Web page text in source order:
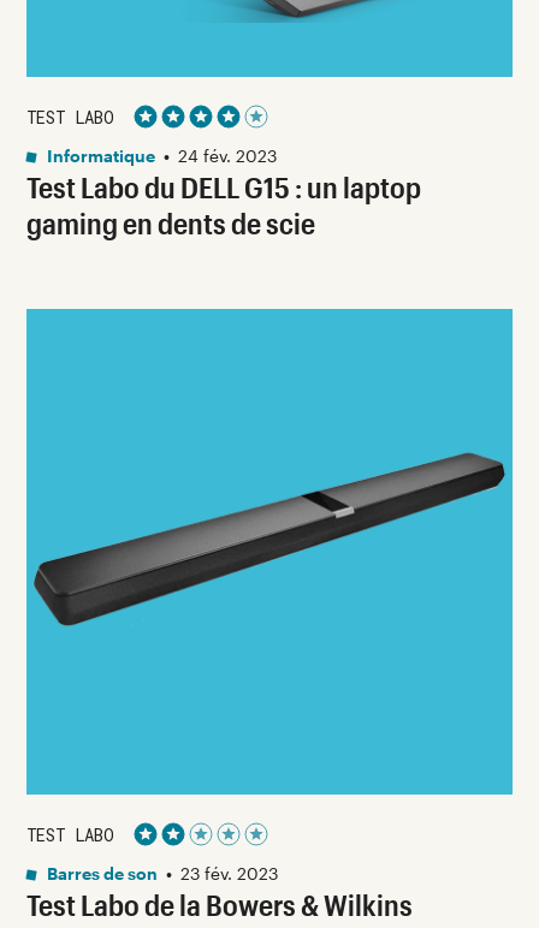
Test Labo du DELL G15 : un laptop
gaming en dents de scie
TEST LABO
Noté 4 étoiles sur 5
Informatique • 24 fév. 2023
Test Labo de la Bowers & Wilkins
TEST LABO
Noté 2 étoiles sur 5
Barres de son • 23 fév. 2023